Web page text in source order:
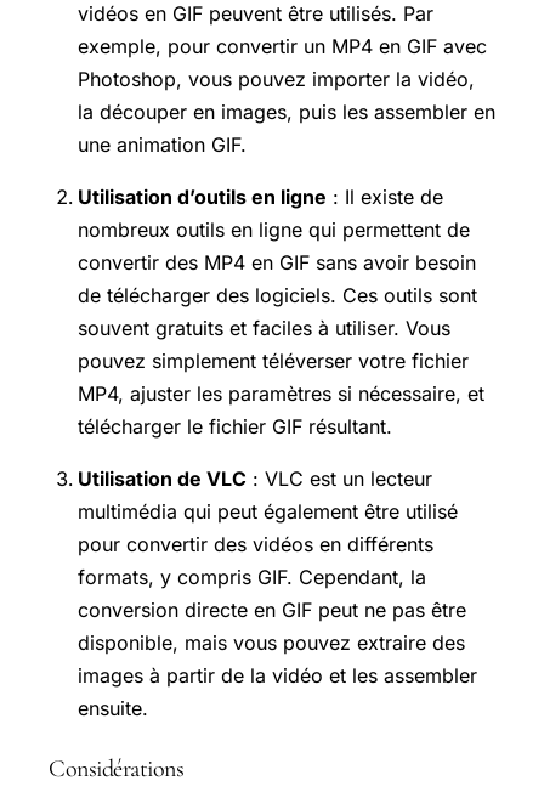
vidéos en GIF peuvent être utilisés. Par
exemple, pour convertir un MP4 en GIF avec
Photoshop, vous pouvez importer la vidéo,
la découper en images, puis les assembler en
une animation GIF.
Utilisation d’outils en ligne : Il existe de
nombreux outils en ligne qui permettent de
convertir des MP4 en GIF sans avoir besoin
de télécharger des logiciels. Ces outils sont
souvent gratuits et faciles à utiliser. Vous
pouvez simplement téléverser votre fichier
MP4, ajuster les paramètres si nécessaire, et
télécharger le fichier GIF résultant.
Utilisation de VLC : VLC est un lecteur
multimédia qui peut également être utilisé
pour convertir des vidéos en différents
formats, y compris GIF. Cependant, la
conversion directe en GIF peut ne pas être
disponible, mais vous pouvez extraire des
images à partir de la vidéo et les assembler
ensuite.
Considérations